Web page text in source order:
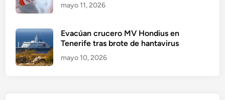
mayo 11, 2026
Evacúan crucero MV Hondius en
Tenerife tras brote de hantavirus
mayo 10, 2026